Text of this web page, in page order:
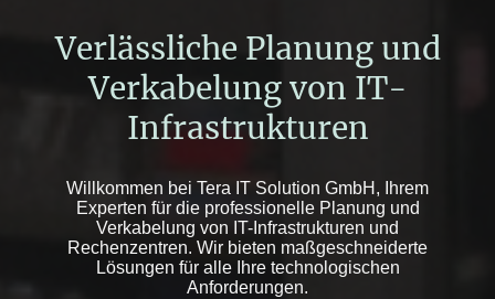
Verlässliche Planung und
Verkabelung von IT-
Infrastrukturen
Willkommen bei Tera IT Solution GmbH, Ihrem
Experten für die professionelle Planung und
Verkabelung von IT-Infrastrukturen und
Rechenzentren. Wir bieten maßgeschneiderte
Lösungen für alle Ihre technologischen
Anforderungen.